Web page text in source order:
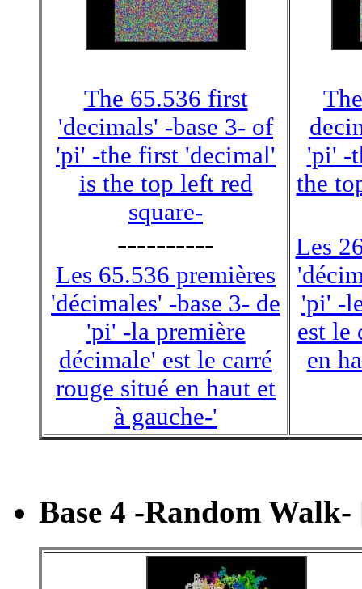
The 65.536 first
'decimals' -base 3- of
'pi' -the first 'decimal'
is the top left red
square-
----------
Les 65.536 premières
'décimales' -base 3- de
'pi' -la première
décimale' est le carré
rouge situé en haut et
à gauche-'
'pi' -
the
Les
'pi' -
est le
en
Base 4 -Random Walk-